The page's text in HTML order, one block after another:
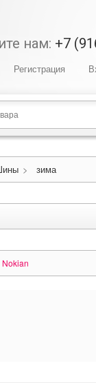
нам: +7
Регистрация
> зима
Nokian